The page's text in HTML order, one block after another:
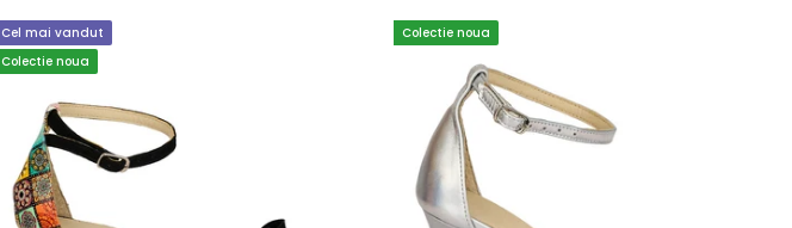
Cel mai vandut
Colectie noua
Colectie noua